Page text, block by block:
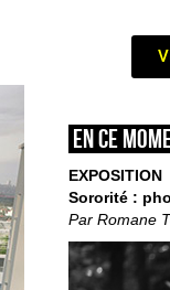
En ce
EXPOSITION
Sororité :
Par Romane